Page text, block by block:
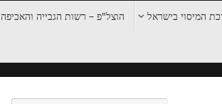
המיסוי בישראל הוצל"פ – רשות הגבייה והאכיפה